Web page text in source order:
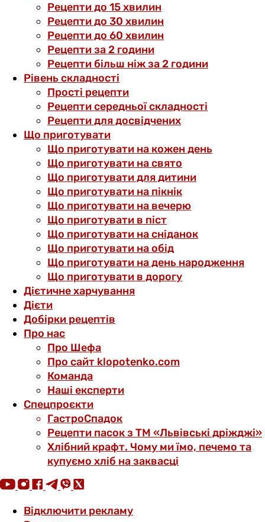
Рецепти до 15 хвилин
Рецепти до 30 хвилин
Рецепти до 60 хвилин
Рецепти за 2 години
Рецепти більш ніж за 2 години
Рівень складності
Прості рецепти
Рецепти середньої складності
Рецепти для досвідчених
Що приготувати
Що приготувати на кожен день
Що приготувати на свято
Що приготувати для дитини
Що приготувати на пікнік
Що приготувати на вечерю
Що приготувати в піст
Що приготувати на сніданок
Що приготувати на обід
Що приготувати на день народження
Що приготувати в дорогу
Дієтичне харчування
Дієти
Добірки рецептів
Про нас
Про Шефа
Про сайт klopotenko.com
Команда
Наші експерти
Спецпроєкти
ГастроСпадок
Рецепти пасок з ТМ «Львівські дріжджі»
Хлібний крафт. Чому ми їмо, печемо та
купуємо хліб на заквасці
Відключити рекламу